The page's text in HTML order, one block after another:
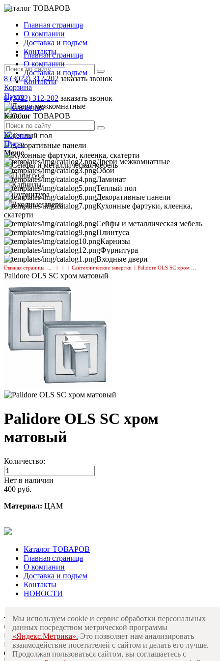
Каталог ТОВАРОВ
Главная страница
О компании
Доставка и подъем
Контакты
8 (3022) 312-202 заказать звонок
Корзина
Пусто
Двери межкомнатные
Обои
Ламинат
Теплый пол
Декоративные панели
Кухонные фартуки, клеенка, скатерти
Сейфы и металлическая мебель
Плинтуса
Карнизы
Фурнитура
Входные двери
Главная страница
О компании
Доставка и подъем
Контакты
8 (3022) 312-202 заказать звонок
Каталог ТОВАРОВ
Корзина
Пусто
Меню
Двери межкомнатные
Обои
Ламинат
Теплый пол
Декоративные панели
Кухонные фартуки, клеенка,
скатерти
Сейфы и металлическая мебель
Плинтуса
Карнизы
Фурнитура
Входные двери
Главная страница | | | Сантехнические завертки |
Palidore OLS SC хром матовый
Palidore OLS SC хром
матовый
Количество:
Нет в наличии
400 руб.
Материал: ЦАМ
Каталог ТОВАРОВ
Главная страница
О компании
Доставка и подъем
Контакты
НОВОСТИ
© 2019 «Стальград». Все права защищены
Продвижение сайта РА Аврора
Разработка сайта —Forestweb
Мы используем cookie и сервис обработки персональных
данных посредством метрической программы
«Яндекс.Метрика». Это позволяет нам анализировать
взаимодействие посетителей с сайтом и делать его лучше.
Продолжая пользоваться сайтом, вы соглашаетесь с
Оставьте заявкуи мы вам перезвоним!